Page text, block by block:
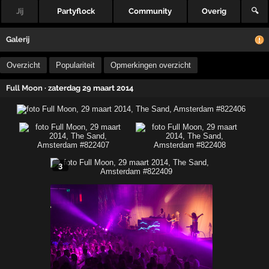
Jij Partyflock Community Overig 🔍
Galerij
Overzicht Populariteit Opmerkingen overzicht
Full Moon · zaterdag 29 maart 2014
3